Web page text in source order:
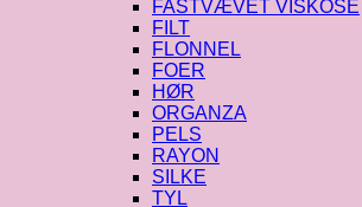
FASTVÆVET VISKOSE
FILT
FLONNEL
FOER
HØR
ORGANZA
PELS
RAYON
SILKE
TYL